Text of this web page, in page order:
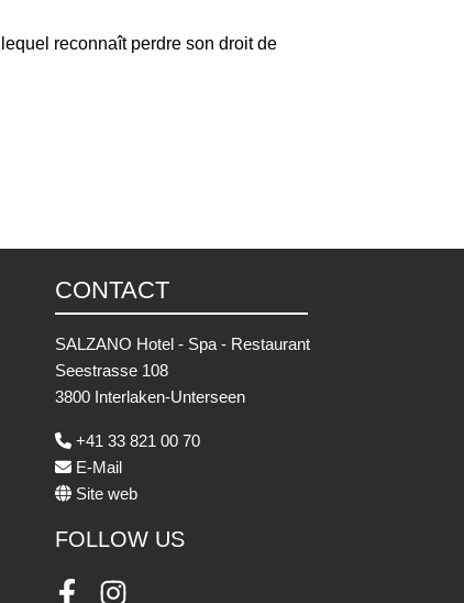
reconnaît perdre son droit de
CONTACT
SALZANO Hotel - Spa - Restaurant
Seestrasse 108
3800 Interlaken-Unterseen
+41 33 821 00 70
E-Mail
Site web
FOLLOW US